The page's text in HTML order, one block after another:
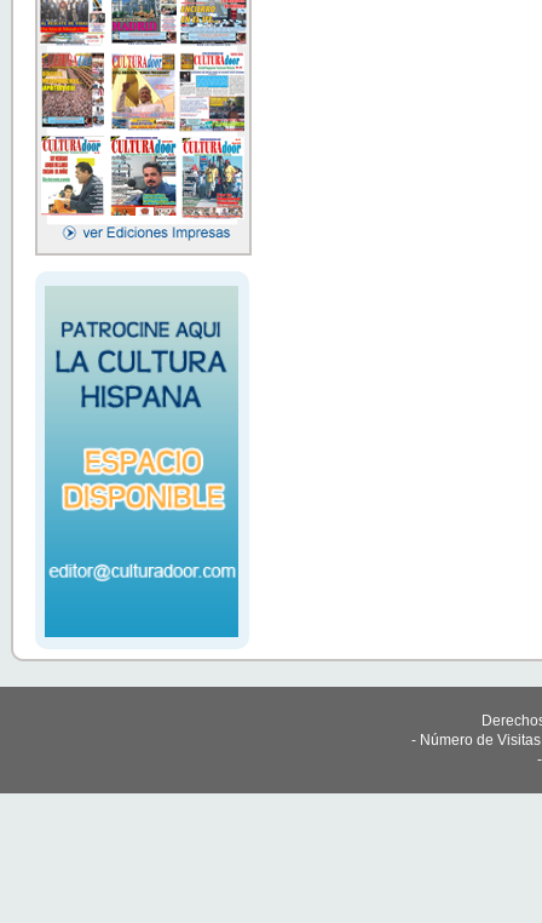
- Número de